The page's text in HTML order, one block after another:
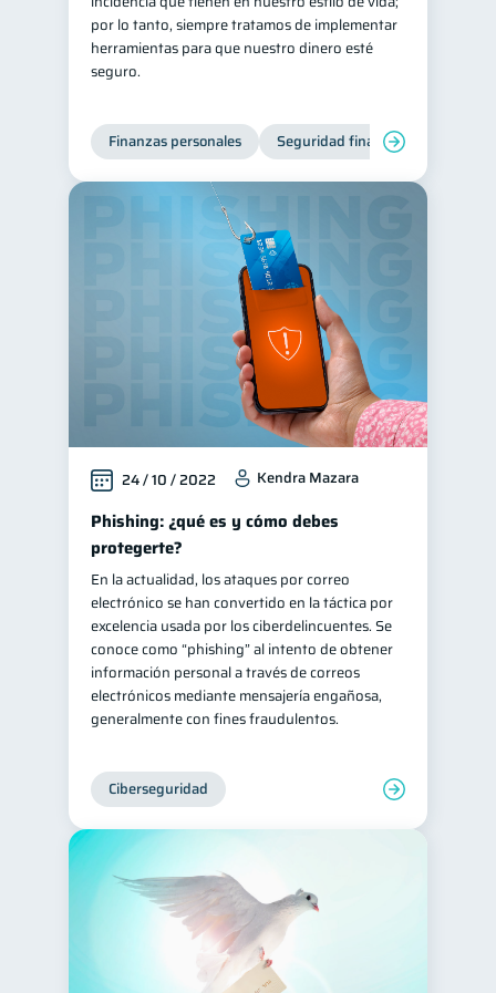
por lo tanto, siempre tratamos de implementar
herramientas para que nuestro dinero esté
seguro.
Finanzas personales Seguridad financiera
24 / 10 / 2022 Kendra Mazara
Phishing: ¿qué es y cómo debes
protegerte?
En la actualidad, los ataques por correo
electrónico se han convertido en la táctica por
excelencia usada por los ciberdelincuentes. Se
conoce como “phishing” al intento de obtener
información personal a través de correos
electrónicos mediante mensajería engañosa,
generalmente con fines fraudulentos.
Ciberseguridad